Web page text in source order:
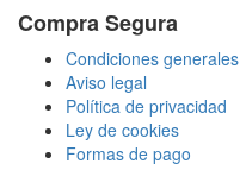
Compra Segura
Condiciones generales
Aviso legal
Política de privacidad
Ley de cookies
Formas de pago